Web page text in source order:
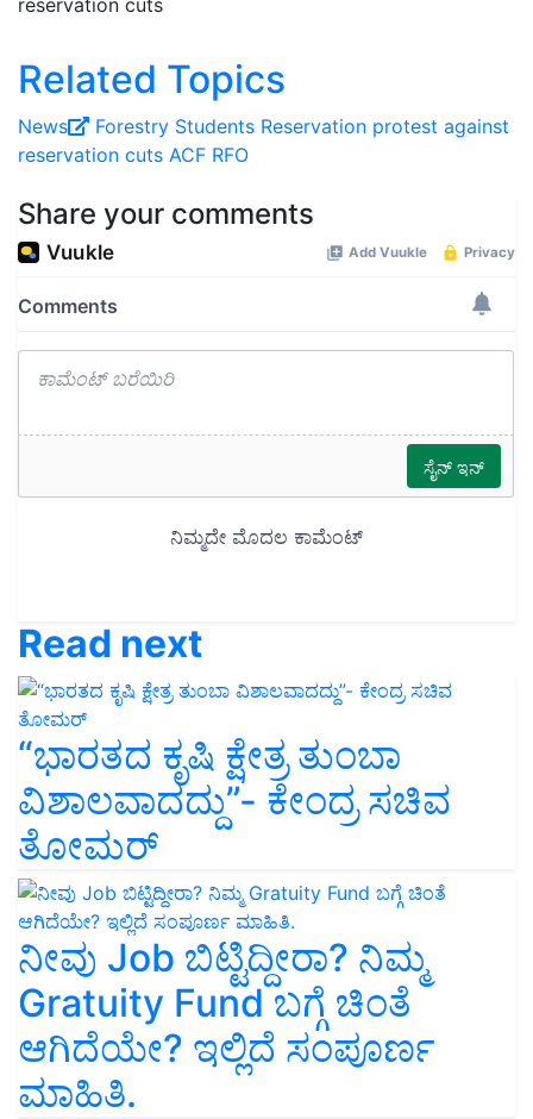
reservation cuts
Related Topics
News Forestry Students Reservation protest against
reservation cuts ACF RFO
Share your comments
Read next
“ಭಾರತದ ಕೃಷಿ ಕ್ಷೇತ್ರ ತುಂಬಾ
ವಿಶಾಲವಾದದ್ದು”- ಕೇಂದ್ರ ಸಚಿವ
ತೋಮರ್
ನೀವು Job ಬಿಟ್ಟಿದ್ದೀರಾ? ನಿಮ್ಮ
Gratuity Fund ಬಗ್ಗೆ ಚಿಂತೆ
ಆಗಿದೆಯೇ? ಇಲ್ಲಿದೆ ಸಂಪೂರ್ಣ
ಮಾಹಿತಿ.